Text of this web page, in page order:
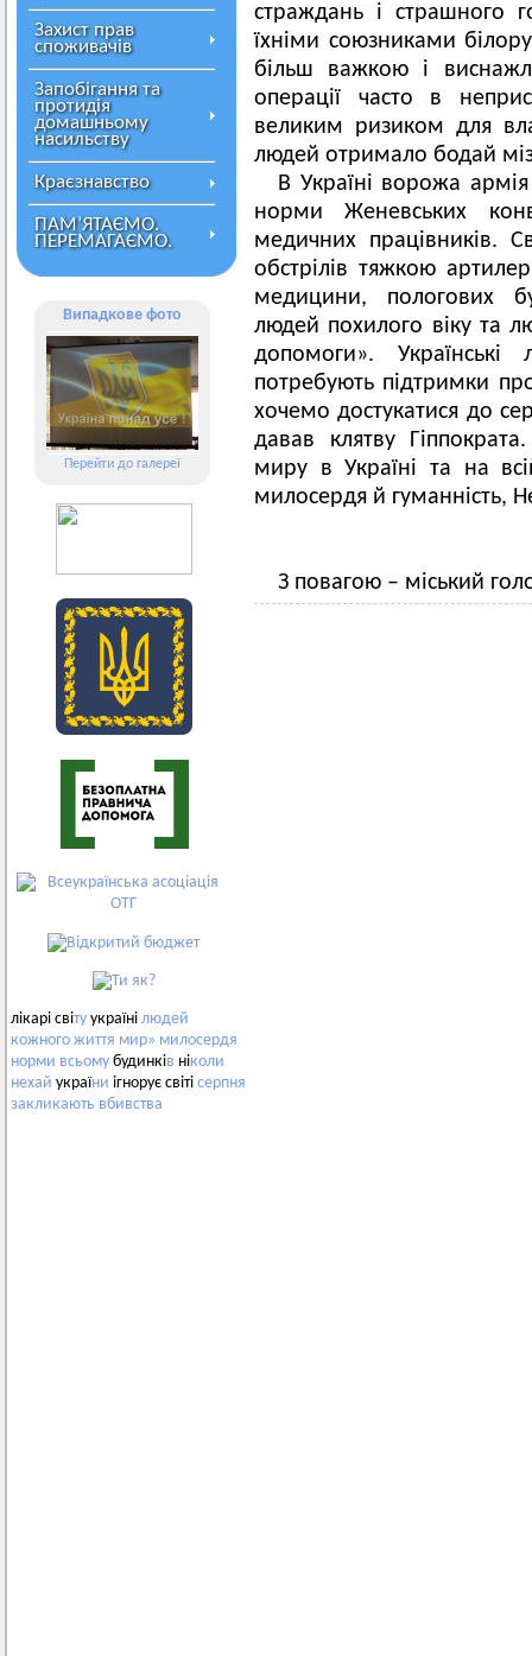
Захист прав
споживачів
Запобігання та
протидія
домашньому
насильству
Краєзнавство
ПАМ’ЯТАЄМО.
ПЕРЕМАГАЄМО.
Випадкове фото
Перейти до галереї
лікарі світу україні людей
кожного життя мир» милосердя
норми всьому будинків ніколи
нехай україни ігнорує світі серпня
закликають вбивства
страждань і страшного
їхніми союзниками
більш важкою і
операції часто в
великим ризиком для
людей отримало бодай
В Україні ворожа
норми Женевських
медичних працівників.
обстрілів тяжкою
медицини, пологових
людей похилого віку та
допомоги». Українські
потребують підтримки
хочемо достукатися до
давав клятву
миру в Україні та на
милосердя й гуманність,
З повагою – міський